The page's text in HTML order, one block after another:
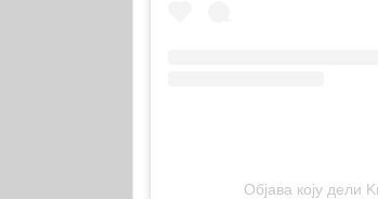
Објава коју дели